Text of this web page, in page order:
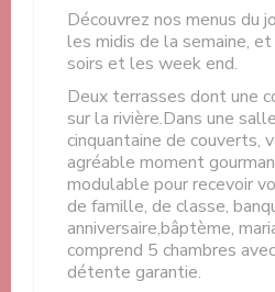
Découvrez nos menus du
les midis de la semaine,
soirs et les week end.
Deux terrasses dont une
sur la rivière.Dans une
cinquantaine de couverts,
agréable moment
modulable pour recevoir
de famille, de classe,
anniversaire,bâptème,
comprend 5 chambres
détente garantie.